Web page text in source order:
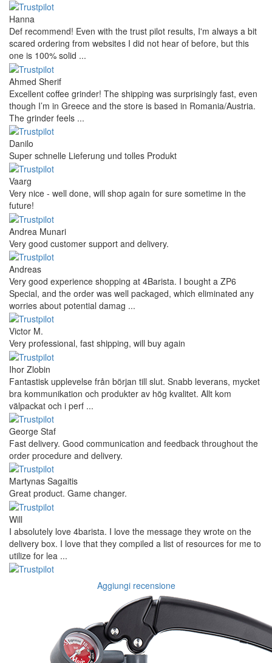
Hanna
Def recommend! Even with the trust pilot results, I'm always a bit
scared ordering from websites I did not hear of before, but this
one is 100% solid ...
Ahmed Sherif
Excellent coffee grinder! The shipping was surprisingly fast, even
though I’m in Greece and the store is based in Romania/Austria.
The grinder feels ...
Danilo
Super schnelle Lieferung und tolles Produkt
Vaarg
Very nice - well done, will shop again for sure sometime in the
future!
Andrea Munari
Very good customer support and delivery.
Andreas
Very good experience shopping at 4Barista. I bought a ZP6
Special, and the order was well packaged, which eliminated any
worries about potential damag ...
Victor M.
Very professional, fast shipping, will buy again
Ihor Zlobin
Fantastisk upplevelse från början till slut. Snabb leverans, mycket
bra kommunikation och produkter av hög kvalitet. Allt kom
välpackat och i perf ...
George Staf
Fast delivery. Good communication and feedback throughout the
order procedure and delivery.
Martynas Sagaitis
Great product. Game changer.
Will
I absolutely love 4barista. I love the message they wrote on the
delivery box. I love that they compiled a list of resources for me to
utilize for lea ...
Aggiungi recensione